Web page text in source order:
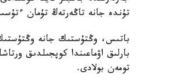
تۇندە جانە تاڭەرتەڭ تۇمان ءتۇسىپ، كورۋ
باتىس، وڭتۇستىك جانە
بارلىق اۋماعىندا كوپجىلدىق
تومەن بولادى.